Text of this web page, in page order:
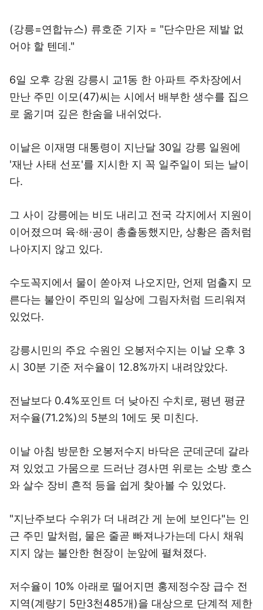
(강릉=연합뉴스) 류호준 기자 = "단수만은 제발 없
어야 할 텐데."
6일 오후 강원 강릉시 교1동 한 아파트 주차장에서
만난 주민 이모(47)씨는 시에서 배부한 생수를 집으
로 옮기며 깊은 한숨을 내쉬었다.
이날은 이재명 대통령이 지난달 30일 강릉 일원에
'재난 사태 선포'를 지시한 지 꼭 일주일이 되는 날이
다.
그 사이 강릉에는 비도 내리고 전국 각지에서 지원이
이어졌으며 육·해·공이 총출동했지만, 상황은 좀처럼
나아지지 않고 있다.
수도꼭지에서 물이 쏟아져 나오지만, 언제 멈출지 모
른다는 불안이 주민의 일상에 그림자처럼 드리워져
있었다.
강릉시민의 주요 수원인 오봉저수지는 이날 오후 3
시 30분 기준 저수율이 12.8%까지 내려앉았다.
전날보다 0.4%포인트 더 낮아진 수치로, 평년 평균
저수율(71.2%)의 5분의 1에도 못 미친다.
이날 아침 방문한 오봉저수지 바닥은 군데군데 갈라
져 있었고 가뭄으로 드러난 경사면 위로는 소방 호스
와 살수 장비 흔적 등을 쉽게 찾아볼 수 있었다.
"지난주보다 수위가 더 내려간 게 눈에 보인다"는 인
근 주민 말처럼, 물은 줄곧 빠져나가는데 다시 채워
지지 않는 불안한 현장이 눈앞에 펼쳐졌다.
저수율이 10% 아래로 떨어지면 홍제정수장 급수 전
지역(계량기 5만3천485개)을 대상으로 단계적 제한